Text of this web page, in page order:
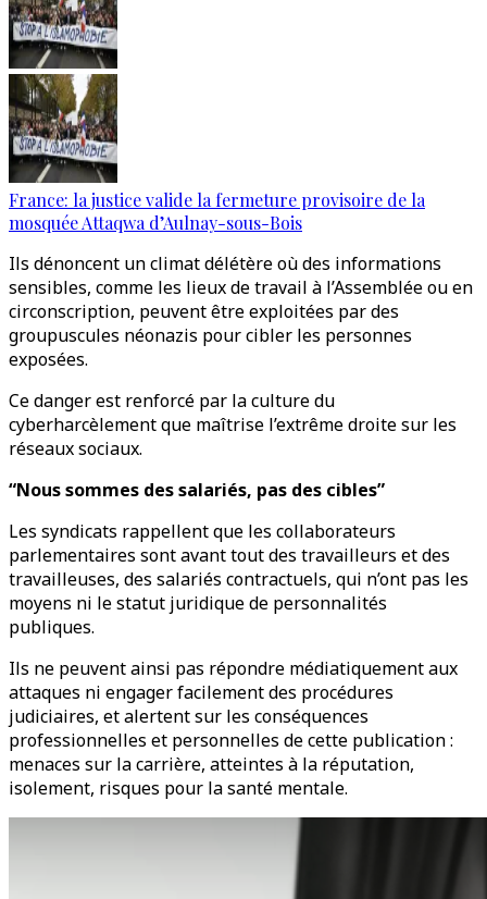
France: la justice valide la fermeture provisoire de la
mosquée Attaqwa d’Aulnay-sous-Bois
Ils dénoncent un climat délétère où des informations
sensibles, comme les lieux de travail à l’Assemblée ou en
circonscription, peuvent être exploitées par des
groupuscules néonazis pour cibler les personnes
exposées.
Ce danger est renforcé par la culture du
cyberharcèlement que maîtrise l’extrême droite sur les
réseaux sociaux.
“Nous sommes des salariés, pas des cibles”
Les syndicats rappellent que les collaborateurs
parlementaires sont avant tout des travailleurs et des
travailleuses, des salariés contractuels, qui n’ont pas les
moyens ni le statut juridique de personnalités
publiques.
Ils ne peuvent ainsi pas répondre médiatiquement aux
attaques ni engager facilement des procédures
judiciaires, et alertent sur les conséquences
professionnelles et personnelles de cette publication :
menaces sur la carrière, atteintes à la réputation,
isolement, risques pour la santé mentale.